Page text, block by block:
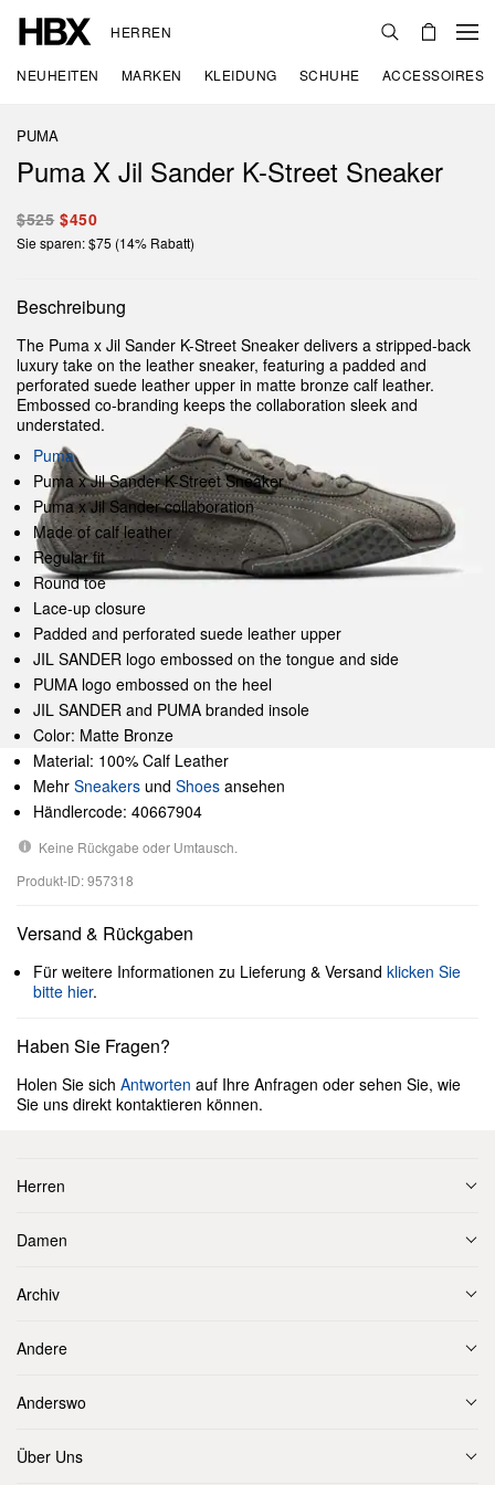
HERREN
NEUHEITEN MARKEN KLEIDUNG SCHUHE ACCESSOIRES
PUMA
Puma X Jil Sander K-Street Sneaker
$525 $450
Sie sparen: $75 (14% Rabatt)
Beschreibung
The Puma x Jil Sander K-Street Sneaker delivers a stripped-back
luxury take on the leather sneaker, featuring a padded and
perforated suede leather upper in matte bronze calf leather.
Embossed co-branding keeps the collaboration sleek and
understated.
Puma
Puma x Jil Sander K-Street Sneaker
Puma x Jil Sander collaboration
Made of calf leather
Regular fit
Round toe
Lace-up closure
Padded and perforated suede leather upper
JIL SANDER logo embossed on the tongue and side
PUMA logo embossed on the heel
JIL SANDER and PUMA branded insole
Color: Matte Bronze
Material: 100% Calf Leather
Mehr Sneakers und Shoes ansehen
Händlercode: 40667904
Keine Rückgabe oder Umtausch.
Produkt-ID: 957318
Versand & Rückgaben
Für weitere Informationen zu Lieferung & Versand klicken Sie
bitte hier.
Haben Sie Fragen?
Holen Sie sich Antworten auf Ihre Anfragen oder sehen Sie, wie
Sie uns direkt kontaktieren können.
Herren
Damen
Archiv
Andere
Anderswo
Über Uns